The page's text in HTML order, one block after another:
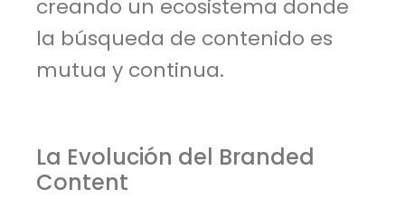
creando un ecosistema donde
la búsqueda de contenido es
mutua y continua.
La Evolución del Branded
Content